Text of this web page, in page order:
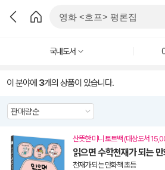
국내도서
이 분야에 3개의 상품이 있습니다.
산뜻한 미니 토트백 (대상도서
읽으면 수학천재가 되는
천재가 되는 만화책 초등